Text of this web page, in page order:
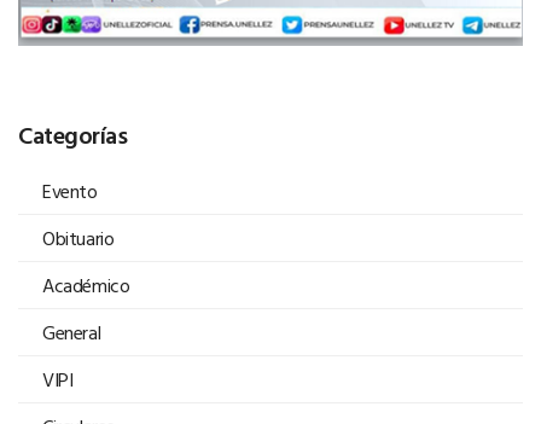
Categorías
Evento
Obituario
Académico
General
VIPI